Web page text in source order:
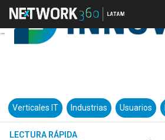
Verticales IT Industrias Usuarios
LECTURA RÁPIDA